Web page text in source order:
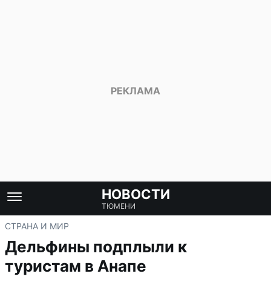
НОВОСТИ
ТЮМЕНИ
СТРАНА И МИР
Дельфины подплыли к
туристам в Анапе